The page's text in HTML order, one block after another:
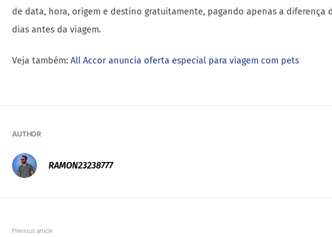
de data, hora, origem e destino gratuitamente, pagando apenas a
dias antes da viagem.
Veja também: All Accor anuncia oferta especial para viagem com pets
AUTHOR
RAMON23238777
Previous article